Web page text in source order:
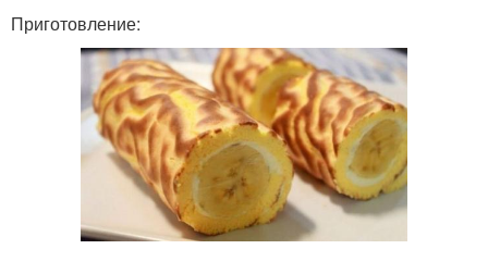
Приготовление: